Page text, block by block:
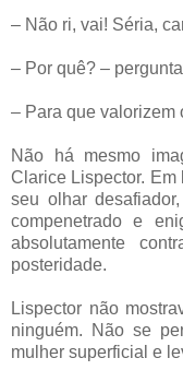
– Não ri, vai! Séria,
– Por quê? –
– Para que valorizem
Não há mesmo
Clarice Lispector.
seu olhar
compenetrado e
absolutamente
posteridade.
Lispector não
ninguém. Não se
mulher superficial e